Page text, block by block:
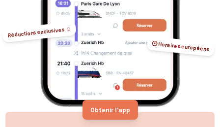
Réductions exclusives ☺️
🕑 Horaires européens
Obtenir l'app